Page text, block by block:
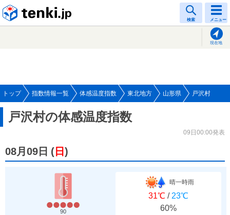
検索 メニュー
現在地
トップ 指数情報一覧 体感温度指数 東北地方 山形県 戸沢村
戸沢村の体感温度指数
09日00:00発表
08月09日 ( 日 )
90
晴一時雨
31℃ / 23℃
60%